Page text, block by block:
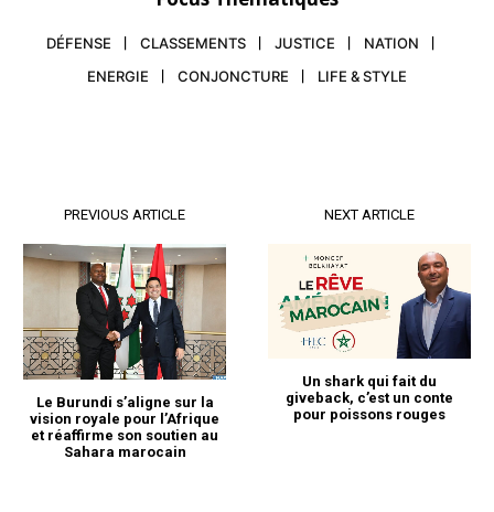
le1.ma
l'intelligence de
l'information
DÉFENSE CLASSEMENTS JUSTICE
NATION
ENERGIE
CONJONCTURE LIFE & STYLE
PREVIOUS ARTICLE
Le Burundi s’aligne sur la
vision royale pour l’Afrique
et réaffirme son soutien au
Sahara marocain
NEXT ARTICLE
Un shark qui fait du
giveback, c’est un conte
pour poissons rouges